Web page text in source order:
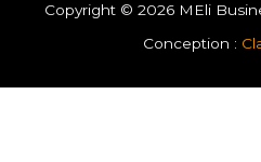
Copyright © 2026 MEli
Conception :